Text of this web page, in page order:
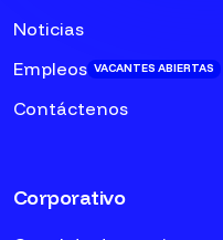
Noticias
Empleos VACANTES ABIERTAS
Contáctenos
Corporativo